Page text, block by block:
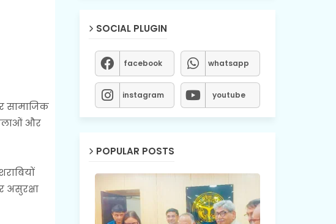
सामाजिक
और
असुरक्षा
SOCIAL PLUGIN
facebook whatsapp
instagram youtube
POPULAR POSTS